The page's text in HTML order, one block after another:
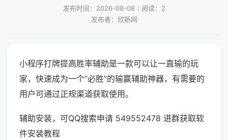
发布时间：2026-08-08｜阅读：2
发布者：欣新网
小程序打牌提高胜率辅助是一款可以让一直输的玩
家，快速成为一个“必胜”的输赢辅助神器，有需要的
用户可通过正规渠道获取使用。
辅助安装，可QQ搜索申请 549552478 进群获取软
件安装教程